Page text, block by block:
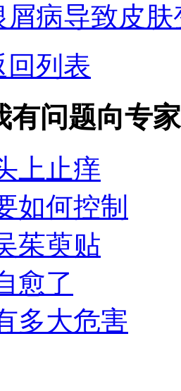
屑病导致皮肤
回列表
有问题向专
上止痒
如何控制
茱萸贴
愈了
多大危害